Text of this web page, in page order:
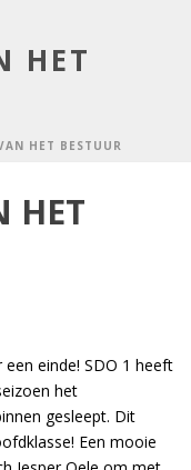
HET
HET BESTUUR
HET
einde! SDO 1 heeft
het
gesleept. Dit
Een mooie